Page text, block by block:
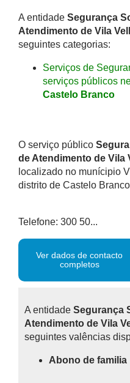
A entidade Segurança
Atendimento de Vila
seguintes categorias:
Serviços de
serviços públicos
Castelo Branco
O serviço público
de Atendimento de Vila
localizado no munícipio
distrito de Castelo Branco
Telefone: 300 50...
Ver dados de contacto
completos
A entidade Segurança
Atendimento de Vila
seguintes valências
Abono de familia